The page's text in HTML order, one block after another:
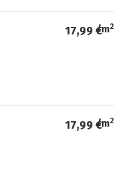
17,99 €
/m2
17,99 €
/m2